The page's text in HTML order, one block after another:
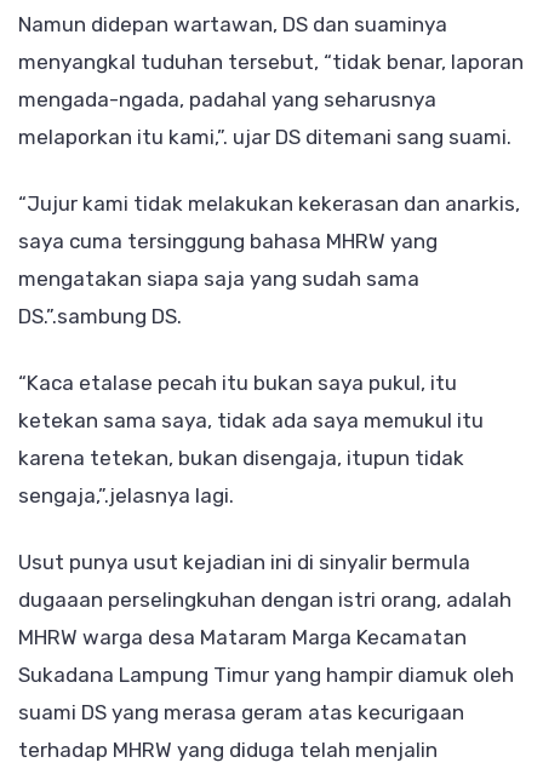
Namun didepan wartawan, DS dan suaminya
menyangkal tuduhan tersebut, “tidak benar, laporan
mengada-ngada, padahal yang seharusnya
melaporkan itu kami,”. ujar DS ditemani sang suami.
“Jujur kami tidak melakukan kekerasan dan anarkis,
saya cuma tersinggung bahasa MHRW yang
mengatakan siapa saja yang sudah sama
DS.”.sambung DS.
“Kaca etalase pecah itu bukan saya pukul, itu
ketekan sama saya, tidak ada saya memukul itu
karena tetekan, bukan disengaja, itupun tidak
sengaja,”.jelasnya lagi.
Usut punya usut kejadian ini di sinyalir bermula
dugaaan perselingkuhan dengan istri orang, adalah
MHRW warga desa Mataram Marga Kecamatan
Sukadana Lampung Timur yang hampir diamuk oleh
suami DS yang merasa geram atas kecurigaan
terhadap MHRW yang diduga telah menjalin